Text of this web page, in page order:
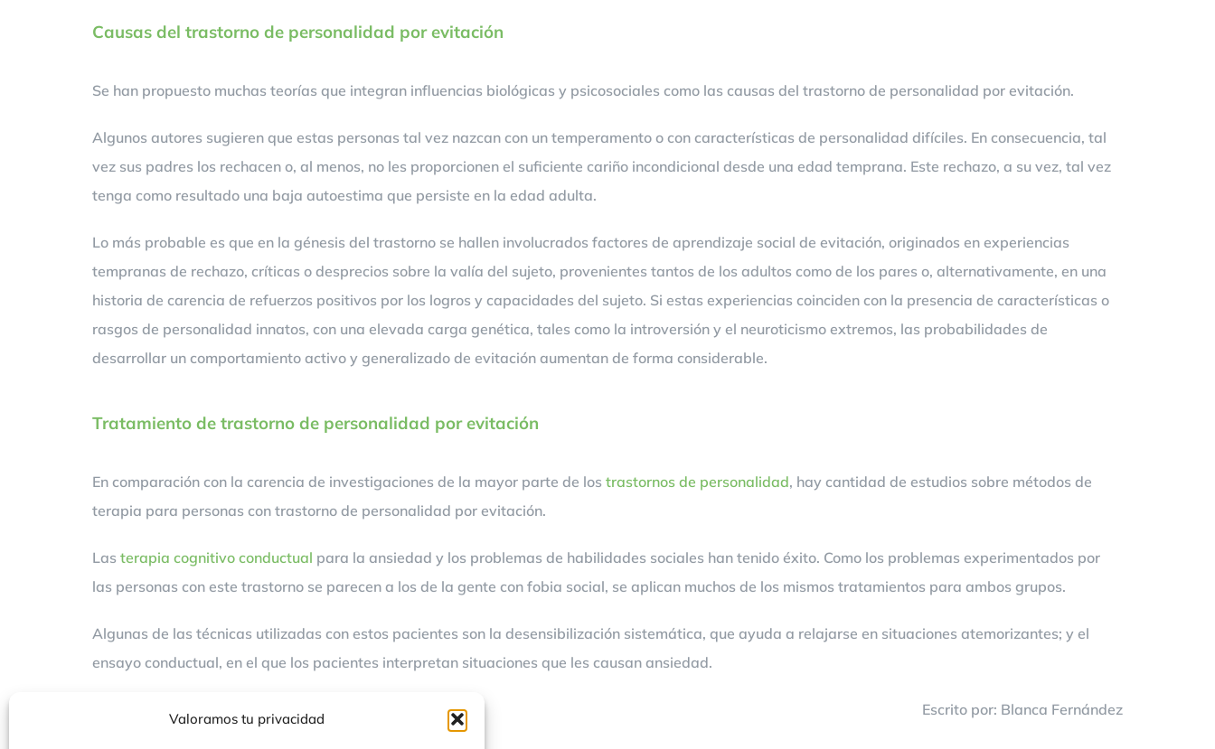
Valoramos tu privacidad
Causas del trastorno de personalidad por evitación
Se han propuesto muchas teorías que integran influencias biológicas y psicosociales como las causas del trastorno de personalidad por evitación.
Algunos autores sugieren que estas personas tal vez nazcan con un temperamento o con características de personalidad difíciles. En consecuencia, tal
vez sus padres los rechacen o, al menos, no les proporcionen el suficiente cariño incondicional desde una edad temprana. Este rechazo, a su vez, tal vez
tenga como resultado una baja autoestima que persiste en la edad adulta.
Lo más probable es que en la génesis del trastorno se hallen involucrados factores de aprendizaje social de evitación, originados en experiencias
tempranas de rechazo, críticas o desprecios sobre la valía del sujeto, provenientes tantos de los adultos como de los pares o, alternativamente, en una
historia de carencia de refuerzos positivos por los logros y capacidades del sujeto. Si estas experiencias coinciden con la presencia de características o
rasgos de personalidad innatos, con una elevada carga genética, tales como la introversión y el neuroticismo extremos, las probabilidades de
desarrollar un comportamiento activo y generalizado de evitación aumentan de forma considerable.
Tratamiento de trastorno de personalidad por evitación
En comparación con la carencia de investigaciones de la mayor parte de los trastornos de personalidad, hay cantidad de estudios sobre métodos de
terapia para personas con trastorno de personalidad por evitación.
Las terapia cognitivo conductual para la ansiedad y los problemas de habilidades sociales han tenido éxito. Como los problemas experimentados por
las personas con este trastorno se parecen a los de la gente con fobia social, se aplican muchos de los mismos tratamientos para ambos grupos.
Algunas de las técnicas utilizadas con estos pacientes son la desensibilización sistemática, que ayuda a relajarse en situaciones atemorizantes; y el
ensayo conductual, en el que los pacientes interpretan situaciones que les causan ansiedad.
Escrito por: Blanca Fernández